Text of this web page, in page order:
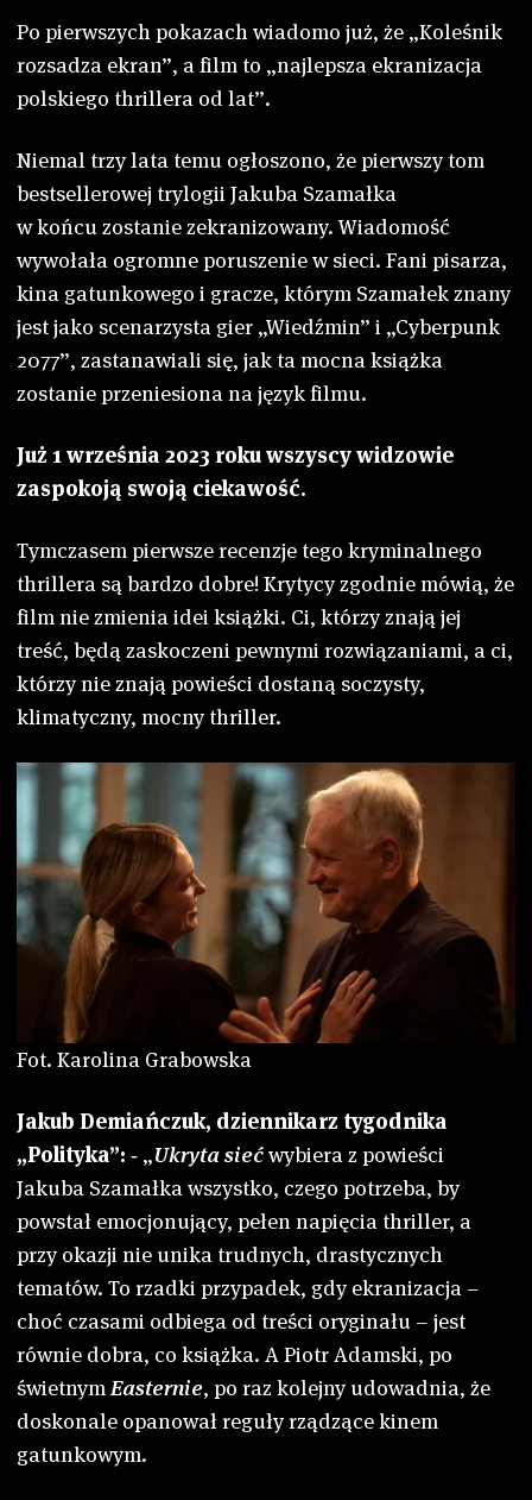
Po pierwszych pokazach wiadomo już, że „Koleśnik
rozsadza ekran”, a film to „najlepsza ekranizacja
polskiego thrillera od lat”.
Niemal trzy lata temu ogłoszono, że pierwszy tom
bestsellerowej trylogii Jakuba Szamałka
w końcu zostanie zekranizowany. Wiadomość
wywołała ogromne poruszenie w sieci. Fani pisarza,
kina gatunkowego i gracze, którym Szamałek znany
jest jako scenarzysta gier „Wiedźmin” i „Cyberpunk
2077”, zastanawiali się, jak ta mocna książka
zostanie przeniesiona na język filmu.
Już 1 września 2023 roku wszyscy widzowie
zaspokoją swoją ciekawość.
Tymczasem pierwsze recenzje tego kryminalnego
thrillera są bardzo dobre! Krytycy zgodnie mówią, że
film nie zmienia idei książki. Ci, którzy znają jej
treść, będą zaskoczeni pewnymi rozwiązaniami, a ci,
którzy nie znają powieści dostaną soczysty,
klimatyczny, mocny thriller.
Fot. Karolina Grabowska
Jakub Demiańczuk, dziennikarz tygodnika
„Polityka”: ‑ „Ukryta siećwybiera z powieści
Jakuba Szamałka wszystko, czego potrzeba, by
powstał emocjonujący, pełen napięcia thriller, a
przy okazji nie unika trudnych, drastycznych
tematów. To rzadki przypadek, gdy ekranizacja –
choć czasami odbiega od treści oryginału – jest
równie dobra, co książka. A Piotr Adamski, po
świetnymEasternie, po raz kolejny udowadnia, że
doskonale opanował reguły rządzące kinem
gatunkowym.